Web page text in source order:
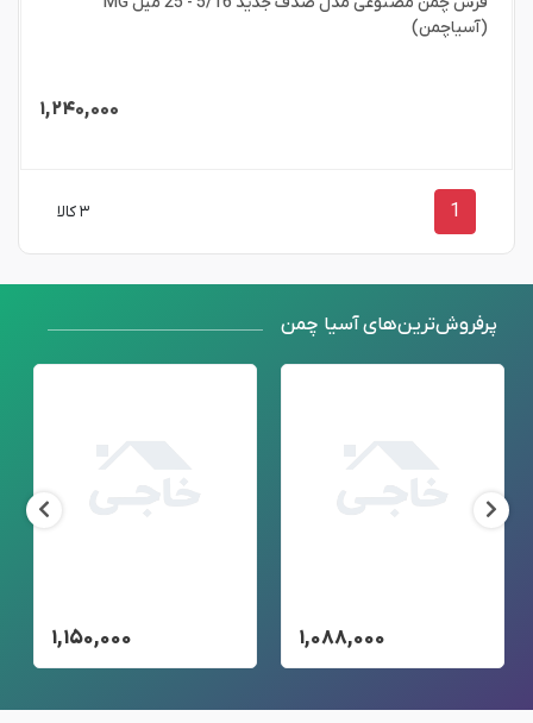
(آسیاچمن)
۱,۲۴۰,۰۰۰
1 ۳ کالا
پرفروش‌ترین‌های آسیا چمن
۱,۰۸۸,۰۰۰ ۱,۱۵۰,۰۰۰